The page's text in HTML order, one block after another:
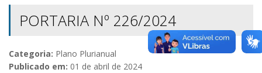
PORTARIA Nº 226/2024
Categoria: Plano Plurianual
Publicado em: 01 de abril de 2024